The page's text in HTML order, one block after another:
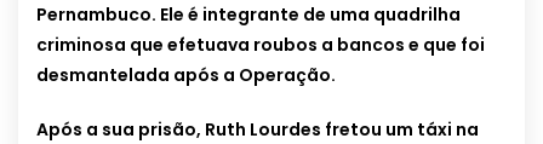
Pernambuco. Ele é integrante de uma quadrilha
criminosa que efetuava roubos a bancos e que foi
desmantelada após a Operação.
Após a sua prisão, Ruth Lourdes fretou um táxi na